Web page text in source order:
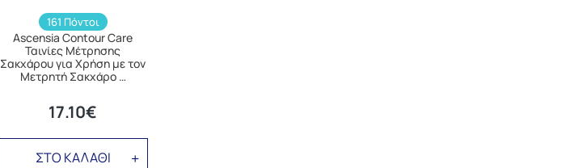
161 Πόντοι
Ascensia Contour Care
Ταινίες Μέτρησης
Σακχάρου για Χρήση με τον
Μετρητή Σακχάρο …
17.10€
ΣΤΟ ΚΑΛΑΘΙ